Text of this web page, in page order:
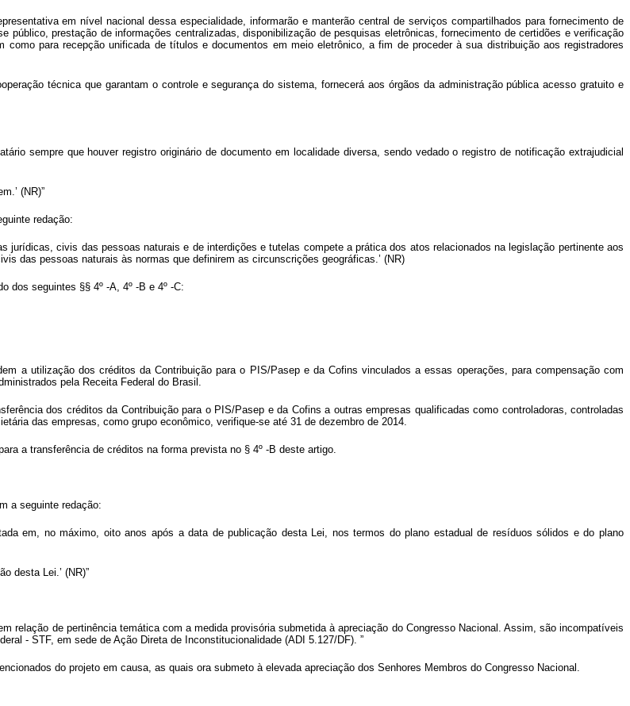
em nível nacional dessa especialidade, informarão e manterão central de serviços compartilhados para fornecimento de
prestação de informações centralizadas, disponibilização de pesquisas eletrônicas, fornecimento de certidões e verificação
para recepção unificada de títulos e documentos em meio eletrônico, a fim de proceder à sua distribuição aos registradores
técnica que garantam o controle e segurança do sistema, fornecerá aos órgãos da administração pública acesso gratuito e
sempre que houver registro originário de documento em localidade diversa, sendo vedado o registro de notificação extrajudicial
(NR)”
redação:
civis das pessoas naturais e de interdições e tutelas compete a prática dos atos relacionados na legislação pertinente aos
das pessoas naturais às normas que definirem as circunscrições geográficas.’ (NR)
dos seguintes §§ 4º -A, 4º -B e 4º -C:
a utilização dos créditos da Contribuição para o PIS/Pasep e da Cofins vinculados a essas operações, para compensação com
pela Receita Federal do Brasil.
dos créditos da Contribuição para o PIS/Pasep e da Cofins a outras empresas qualificadas como controladoras, controladas
das empresas, como grupo econômico, verifique-se até 31 de dezembro de 2014.
a transferência de créditos na forma prevista no § 4º -B deste artigo.
a seguinte redação:
em, no máximo, oito anos após a data de publicação desta Lei, nos termos do plano estadual de resíduos sólidos e do plano
desta Lei.’ (NR)”
relação de pertinência temática com a medida provisória submetida à apreciação do Congresso Nacional. Assim, são incompatíveis
- STF, em sede de Ação Direta de Inconstitucionalidade (ADI 5.127/DF). ”
do projeto em causa, as quais ora submeto à elevada apreciação dos Senhores Membros do Congresso Nacional.